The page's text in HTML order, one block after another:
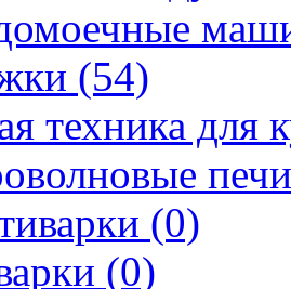
(54)
техника для
(0)
(0)